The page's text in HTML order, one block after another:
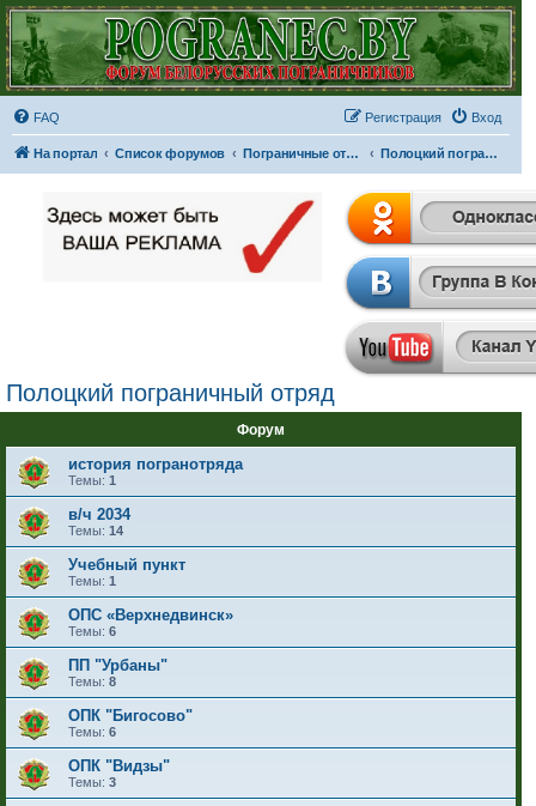
FAQ Вход
Регистрация
На портал Список форумов Пограничные отряды и части Полоцкий пограничный отряд
Полоцкий пограничный отряд
Форум
история погранотряда
Темы: 1
в/ч 2034
Темы: 14
Учебный пункт
Темы: 1
ОПС «Верхнедвинск»
Темы: 6
ПП "Урбаны"
Темы: 8
ОПК "Бигосово"
Темы: 6
ОПК "Видзы"
Темы: 3